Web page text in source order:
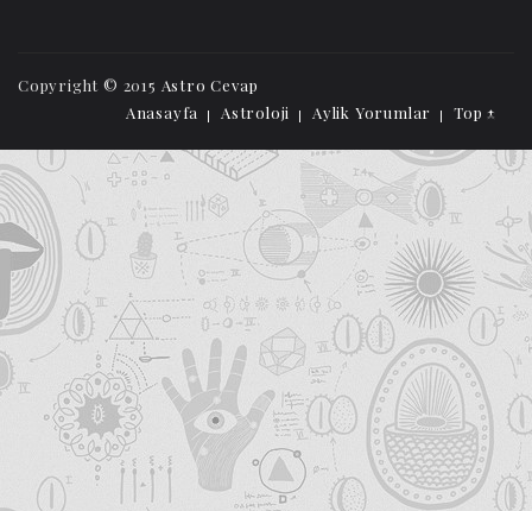
Copyright © 2015 Astro Cevap
Anasayfa
Astroloji Aylik Yorumlar Top ↑